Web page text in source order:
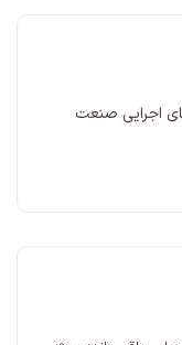
اجرایی صنعت